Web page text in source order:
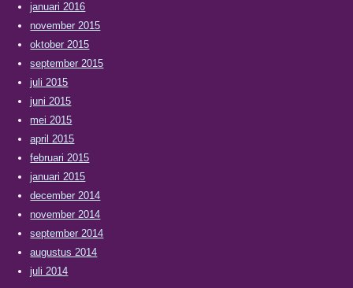
januari 2016
november 2015
oktober 2015
september 2015
juli 2015
juni 2015
mei 2015
april 2015
februari 2015
januari 2015
december 2014
november 2014
september 2014
augustus 2014
juli 2014